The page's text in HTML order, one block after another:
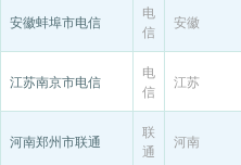
安徽蚌埠市电信
电
信
安徽
江苏南京市电信
电
信
江苏
河南郑州市联通
联
通
河南